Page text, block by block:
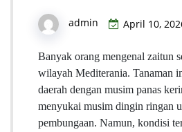
admin April 10,
Banyak orang mengenal zaitun
wilayah Mediterania. Tanaman
daerah dengan musim panas
menyukai musim dingin ringan
pembungaan. Namun, kondisi